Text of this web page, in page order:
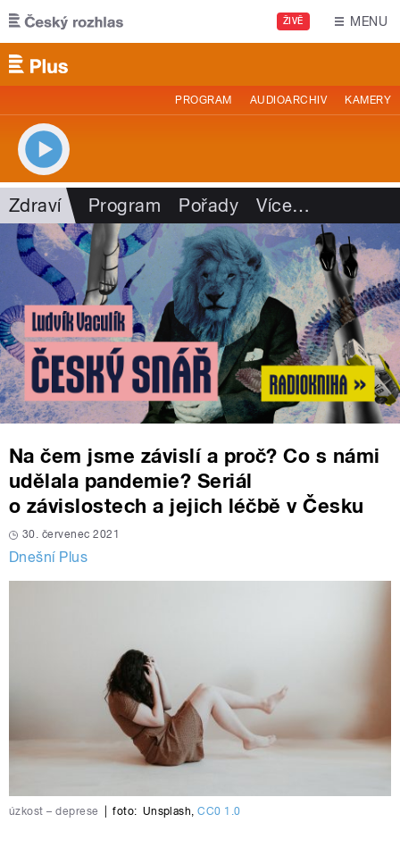
Přejít k hlavnímu obsahu
ŽIVĚ MENU
PROGRAM AUDIOARCHIV KAMERY
Zdraví Program Pořady Více…
Na čem jsme závislí a proč? Co s námi
udělala pandemie? Seriál
o závislostech a jejich léčbě v Česku
30. červenec 2021
Dnešní Plus
úzkost – deprese foto: Unsplash,CC0 1.0